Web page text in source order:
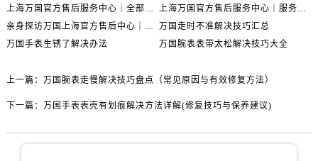
上海万国官方售后服务中心｜全部网点地址电话权威信息公示（2026年6月最新）
上海万国官方售后服务中心｜服务热线及办公地址权威信息公示（2026年6月最新）
亲身探访万国上海官方售后中心｜地址报修全流程真实经历（2026年6月最新）
万国走时不准解决技巧汇总
万国手表生锈了解决办法
万国腕表表带太松解决技巧大全
上一篇： 万国腕表走慢解决技巧盘点（常见原因与有效修复方法）
下一篇： 万国手表表壳有划痕解决方法详解(修复技巧与保养建议)